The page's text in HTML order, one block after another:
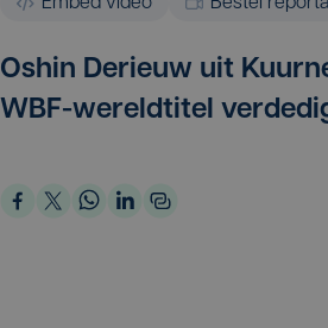
Embed video Bestel
Oshin Derieuw uit
WBF-wereldtitel